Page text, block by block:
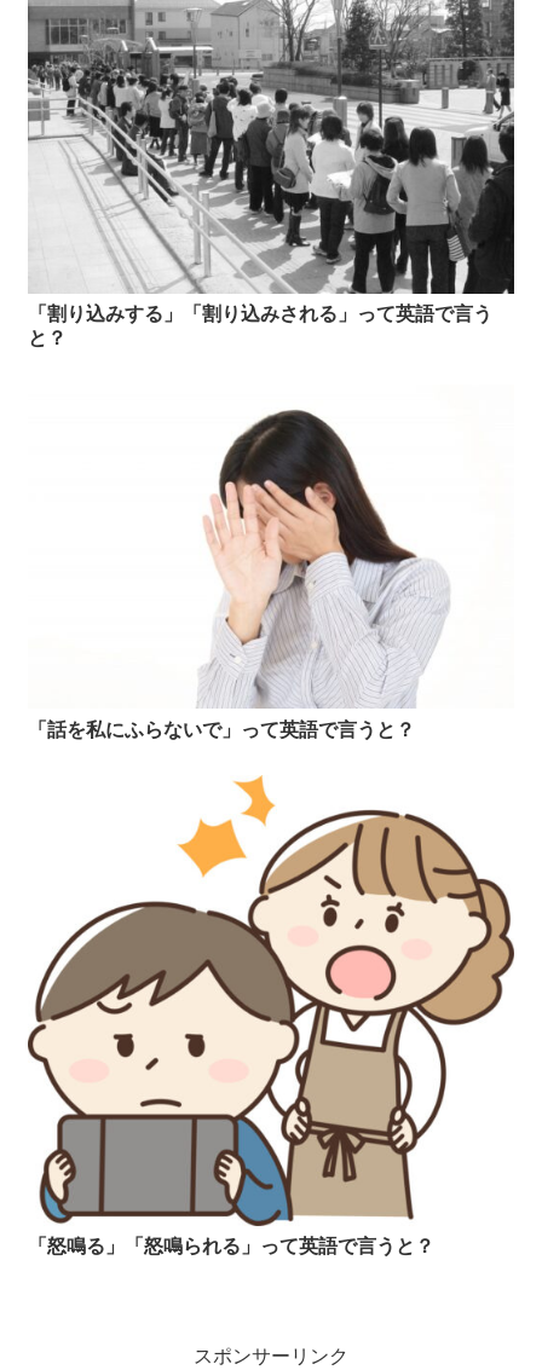
「割り込みする」「割り込みされる」って英語で言う
と？
「話を私にふらないで」って英語で言うと？
「怒鳴る」「怒鳴られる」って英語で言うと？
スポンサーリンク